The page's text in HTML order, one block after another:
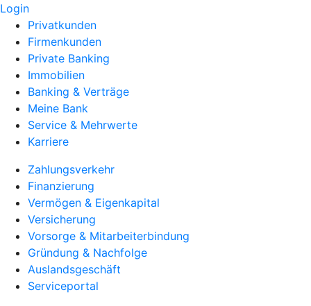
Login
Privatkunden
Firmenkunden
Private Banking
Immobilien
Banking & Verträge
Meine Bank
Service & Mehrwerte
Karriere
Zahlungsverkehr
Finanzierung
Vermögen & Eigenkapital
Versicherung
Vorsorge & Mitarbeiterbindung
Gründung & Nachfolge
Auslandsgeschäft
Serviceportal